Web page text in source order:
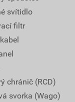
svítidlo
filtr
chránič (RCD)
svorka (Wago)